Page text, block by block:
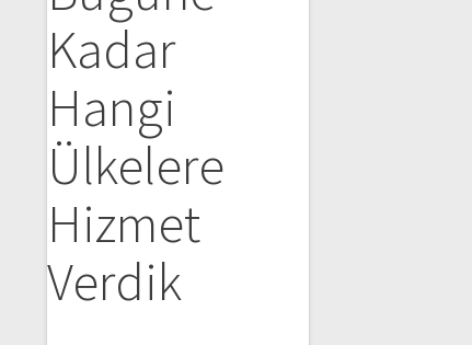
Kadar
Hangi
Ülkelere
Hizmet
Verdik